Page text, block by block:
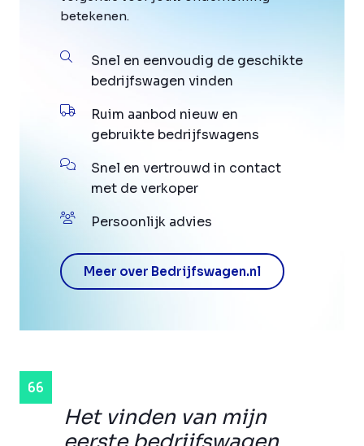
Het vinden van mijn
betekenen.
Snel en eenvoudig de geschikte
bedrijfswagen vinden
Ruim aanbod nieuw en
gebruikte bedrijfswagens
Snel en vertrouwd in contact
met de verkoper
Persoonlijk advies
Meer over Bedrijfswagen.nl